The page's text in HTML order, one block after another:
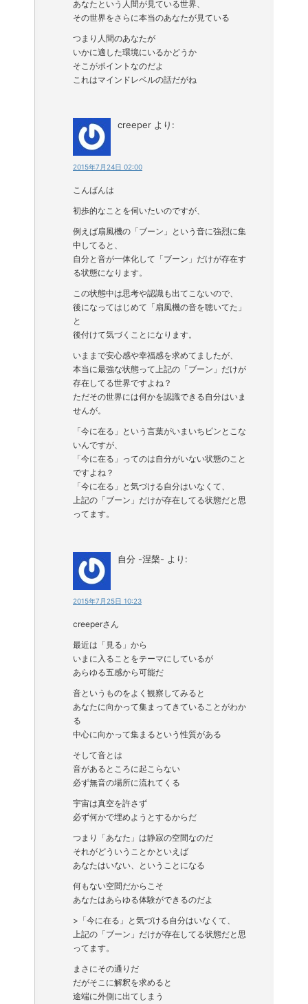
あなたという人間が見ている世界、
その世界をさらに本当のあなたが見ている
つまり人間のあなたが
いかに適した環境にいるかどうか
そこがポイントなのだよ
これはマインドレベルの話だがね
creeper より:
2015年7月24日 02:00
こんばんは
初歩的なことを伺いたいのですが、
例えば扇風機の「ブーン」という音に強烈に集
中してると、
自分と音が一体化して「ブーン」だけが存在す
る状態になります。
この状態中は思考や認識も出てこないので、
後になってはじめて「扇風機の音を聴いてた」
と
後付けて気づくことになります。
いままで安心感や幸福感を求めてましたが、
本当に最強な状態って上記の「ブーン」だけが
存在してる世界ですよね？
ただその世界には何かを認識できる自分はいま
せんが。
「今に在る」という言葉がいまいちピンとこな
いんですが、
「今に在る」ってのは自分がいない状態のこと
ですよね？
「今に在る」と気づける自分はいなくて、
上記の「ブーン」だけが存在してる状態だと思
ってます。
自分 -涅槃- より:
2015年7月25日 10:23
creeperさん
最近は「見る」から
いまに入ることをテーマにしているが
あらゆる五感から可能だ
音というものをよく観察してみると
あなたに向かって集まってきていることがわか
る
中心に向かって集まるという性質がある
そして音とは
音があるところに起こらない
必ず無音の場所に流れてくる
宇宙は真空を許さず
必ず何かで埋めようとするからだ
つまり「あなた」は静寂の空間なのだ
それがどういうことかといえば
あなたはいない、ということになる
何もない空間だからこそ
あなたはあらゆる体験ができるのだよ
>「今に在る」と気づける自分はいなくて、
上記の「ブーン」だけが存在してる状態だと思
ってます。
まさにその通りだ
だがそこに解釈を求めると
途端に外側に出てしまう